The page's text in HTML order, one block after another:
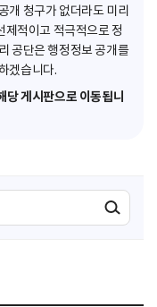
개 청구가 없더라도 미리
제적이고 적극적으로 정
공단은 행정정보 공개를
겠습니다.
게시판으로 이동됩니
검색실행